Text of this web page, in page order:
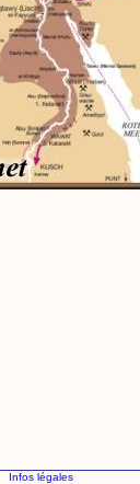
Infos légales